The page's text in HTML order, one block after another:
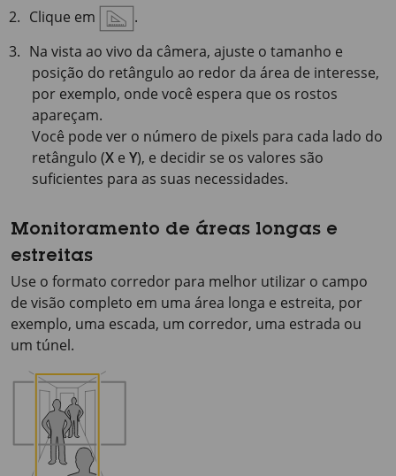
Clique em
.
Na vista ao vivo da câmera, ajuste o tamanho e
posição do retângulo ao redor da área de interesse,
por exemplo, onde você espera que os rostos
apareçam.
Você pode ver o número de pixels para cada lado do
retângulo (X e Y), e decidir se os valores são
suficientes para as suas necessidades.
Monitoramento de áreas longas e
estreitas
Use o formato corredor para melhor utilizar o campo
de visão completo em uma área longa e estreita, por
exemplo, uma escada, um corredor, uma estrada ou
um túnel.